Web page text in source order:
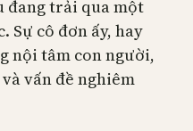
đang trải qua một
Sự cô đơn ấy, hay
nội tâm con người,
vấn đề nghiêm